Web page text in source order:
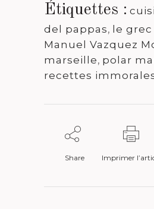
Étiquettes :
del pappas, le
Manuel Vazquez
marseille, polar
recettes
Share Imprimer